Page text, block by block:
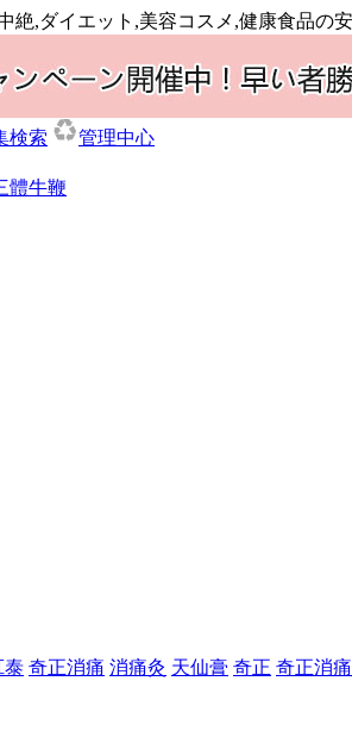
絶,ダイエット,美容コスメ,健康食品の
検索
管理中心
體牛鞭
泰 奇正消痛 消痛灸 天仙膏 奇正 奇正消